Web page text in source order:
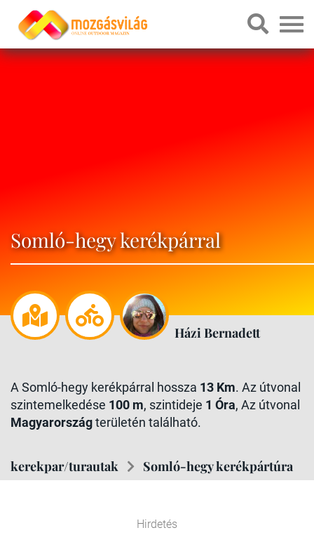
Somló-hegy kerékpárral
Házi Bernadett
A Somló-hegy kerékpárral hossza 13 Km. Az útvonal
szintemelkedése 100 m, szintideje 1 Óra, Az útvonal
Magyarországterületén található.
kerekpar/turautak Somló-hegy kerékpártúra
Hirdetés